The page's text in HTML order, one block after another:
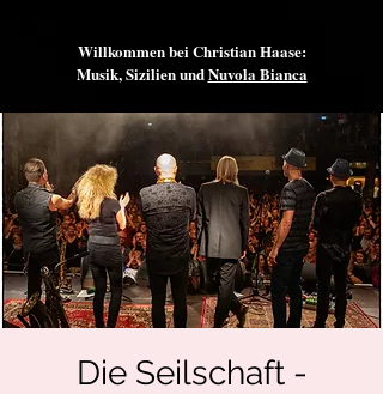
Willkommen bei Christian Haase:
Musik, Sizilien undNuvola Bianca
Die Seilschaft -